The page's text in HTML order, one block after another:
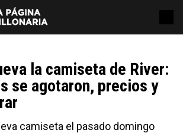
la camiseta de River:
se agotaron, precios y
camiseta el pasado domingo